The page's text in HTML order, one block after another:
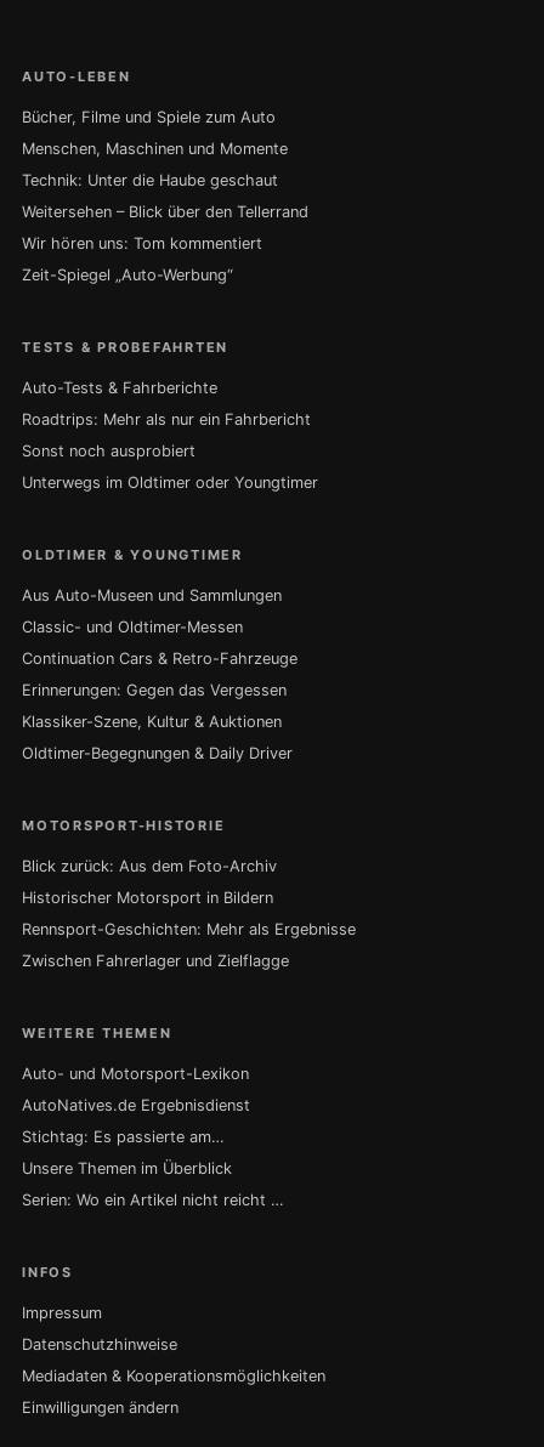
AUTO-LEBEN
Bücher, Filme und Spiele zum Auto
Menschen, Maschinen und Momente
Technik: Unter die Haube geschaut
Weitersehen – Blick über den Tellerrand
Wir hören uns: Tom kommentiert
Zeit-Spiegel „Auto-Werbung“
TESTS & PROBEFAHRTEN
Auto-Tests & Fahrberichte
Roadtrips: Mehr als nur ein Fahrbericht
Sonst noch ausprobiert
Unterwegs im Oldtimer oder Youngtimer
OLDTIMER & YOUNGTIMER
Aus Auto-Museen und Sammlungen
Classic- und Oldtimer-Messen
Continuation Cars & Retro-Fahrzeuge
Erinnerungen: Gegen das Vergessen
Klassiker-Szene, Kultur & Auktionen
Oldtimer-Begegnungen & Daily Driver
MOTORSPORT-HISTORIE
Blick zurück: Aus dem Foto-Archiv
Historischer Motorsport in Bildern
Rennsport-Geschichten: Mehr als Ergebnisse
Zwischen Fahrerlager und Zielflagge
WEITERE THEMEN
Auto- und Motorsport-Lexikon
AutoNatives.de Ergebnisdienst
Stichtag: Es passierte am…
Unsere Themen im Überblick
Serien: Wo ein Artikel nicht reicht …
INFOS
Impressum
Datenschutzhinweise
Mediadaten & Kooperationsmöglichkeiten
Einwilligungen ändern